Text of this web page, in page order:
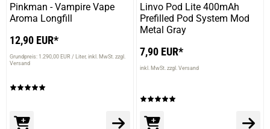
Pinkman - Vampire Vape
Aroma Longfill
12,90 EUR*
Grundpreis: 1.290,00 EUR / Liter inkl. MwSt. zzgl.
Versand
Linvo Pod Lite 400mAh
Prefilled Pod System Mod
Metal Gray
7,90 EUR*
inkl. MwSt. zzgl. Versand